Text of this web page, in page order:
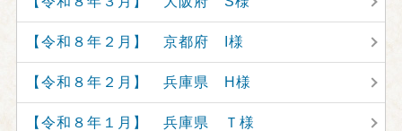
【令和８年２月】 京都府 I様
【令和８年２月】 兵庫県 H様
【令和８年１月】 兵庫県 Ｔ様